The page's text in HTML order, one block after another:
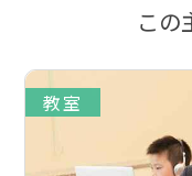
この
教室